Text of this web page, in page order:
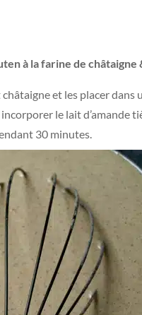
à la farine de châtaigne
et les placer
le lait d’amande
30 minutes.